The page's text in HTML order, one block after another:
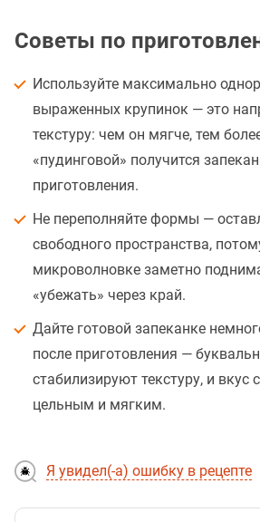
Советы по
Используйте максимально
выраженных крупинок — это
текстуру: чем он мягче, тем
«пудинговой» получится
приготовления.
Не переполняйте формы —
свободного пространства,
микроволновке заметно
«убежать» через край.
Дайте готовой запеканке
после приготовления —
стабилизируют текстуру, и вкус
цельным и мягким.
Я увидел(-а) ошибку в рецепте